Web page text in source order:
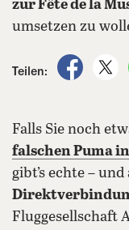
zur Fête de la
umsetzen zu
Teilen:
auf
Falls Sie noch
falschen Puma
gibt’s echte –
Fluggesellschaft